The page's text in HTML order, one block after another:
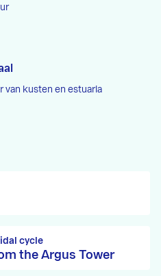
van kusten en estuaria
the Argus Tower
cycle